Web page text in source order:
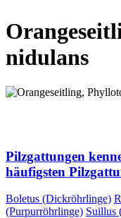
nidulans
Pilzgattungen
häufigsten
Boletus (Dickröhrlinge)
(Purpurröhrlinge) Suillus